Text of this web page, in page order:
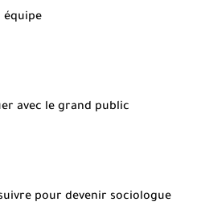
équipe
avec le grand public
pour devenir sociologue